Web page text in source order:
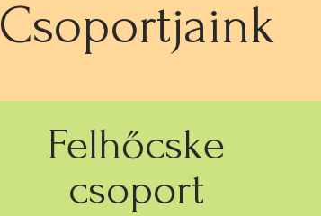
Csoportjaink
Felhőcske
csoport